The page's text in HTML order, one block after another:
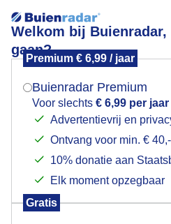
Welkom bij
gaan?
Premium € 6,99 / jaar
Buienradar Premium
Voor slechts € 6,99 per jaar
Advertentievrij en
Ontvang voor min. €
10% donatie aan
Elk moment opzegbaar
Gratis
Weerfoto Schiphol –
januari 2026)
Mogen we je locatie
Indien je hier nog geen
verschijnt er zo een pop-
Is goed, toon